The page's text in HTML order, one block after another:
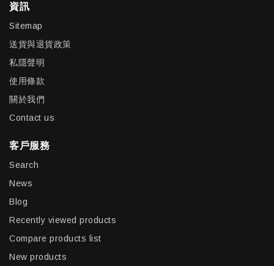
資訊
Sitemap
送貨與退貨政策
私隱聲明
使用條款
關於我們
Contact us
客戶服務
Search
News
Blog
Recently viewed products
Compare products list
New products